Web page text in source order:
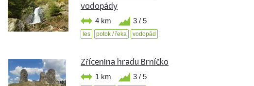
vodopády
4 km 3 / 5
les potok / řeka vodopád
Zřícenina hradu Brníčko
1 km 3 / 5